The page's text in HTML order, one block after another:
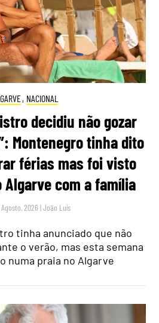
, NACIONAL
decidiu não gozar
Montenegro tinha dito
férias mas foi visto
Algarve com a família
2026 |João Luís
tinha anunciado que não
o verão, mas esta semana
numa praia no Algarve